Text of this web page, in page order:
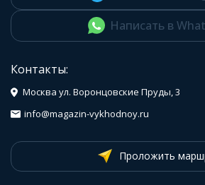
Написать в
Контакты:
Москва ул. Воронцовские Пруды, 3
info@magazin-vykhodnoy.ru
Проложить